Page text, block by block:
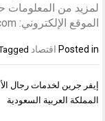
لمزيد من المعلومات
الموقع الإلكتروني: www.gulfood.com
Posted in اقتصاد
تصفّح
المقالات
إيفر جرين لخدمات رجال
المملكة العربية السعودية